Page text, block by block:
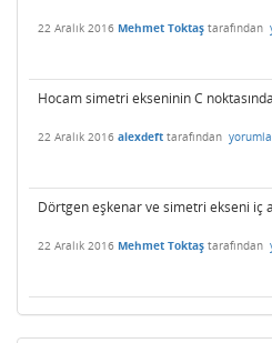
22 Aralık 2016 Mehmet Toktaş tarafından
Hocam simetri ekseninin C
22 Aralık 2016 alexdeft tarafından
Dörtgen eşkenar ve simetri ekseni iç
22 Aralık 2016 Mehmet Toktaş tarafından